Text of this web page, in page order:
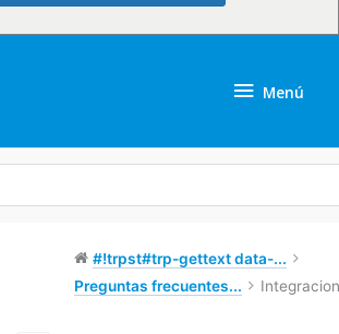
Menú
#!trpst#trp-gettext data-...
Preguntas frecuentes...